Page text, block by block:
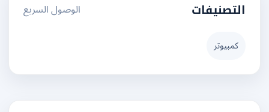
التصنيفات الوصول السريع
كمبيوتر